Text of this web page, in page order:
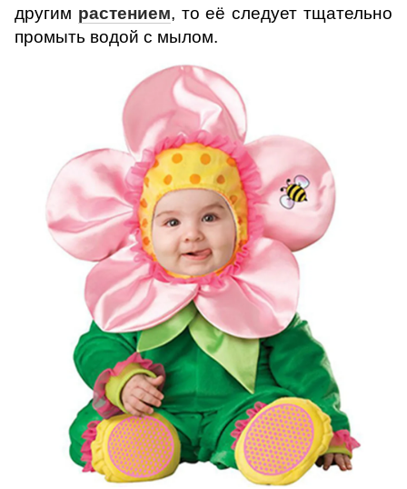
другим растением, то её следует тщательно
промыть водой с мылом.